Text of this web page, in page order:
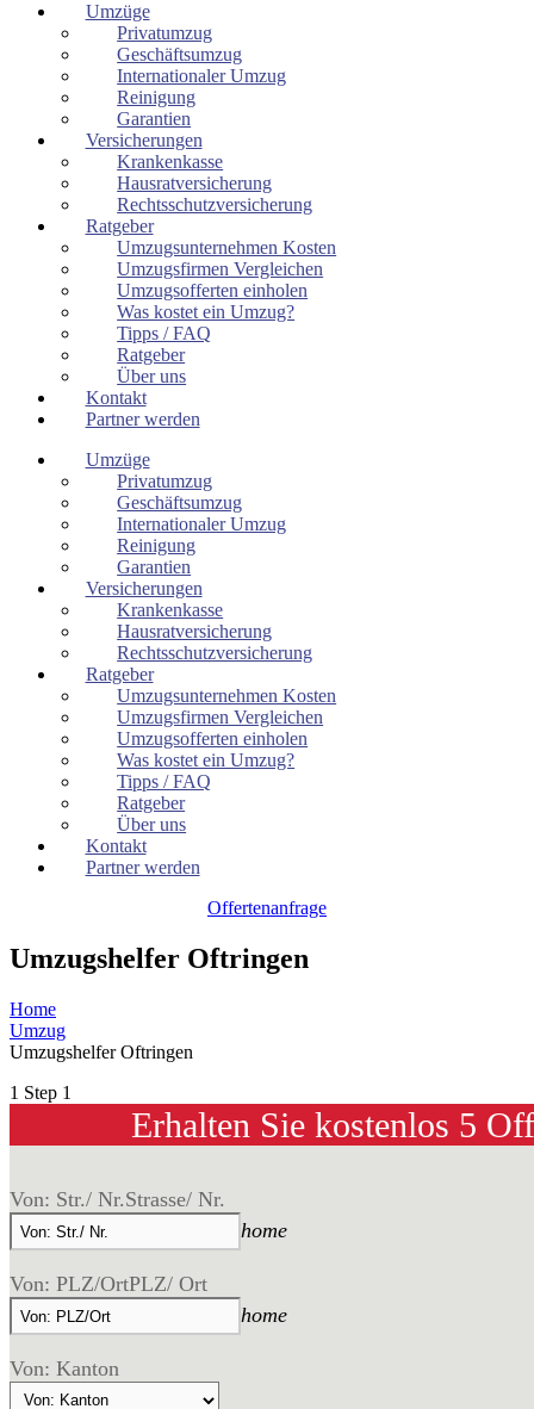
Umzüge
Privatumzug
Geschäftsumzug
Internationaler Umzug
Reinigung
Garantien
Versicherungen
Krankenkasse
Hausratversicherung
Rechtsschutzversicherung
Ratgeber
Umzugsunternehmen Kosten
Umzugsfirmen Vergleichen
Umzugsofferten einholen
Was kostet ein Umzug?
Tipps / FAQ
Ratgeber
Über uns
Kontakt
Partner werden
Umzüge
Privatumzug
Geschäftsumzug
Internationaler Umzug
Reinigung
Garantien
Versicherungen
Krankenkasse
Hausratversicherung
Rechtsschutzversicherung
Ratgeber
Umzugsunternehmen Kosten
Umzugsfirmen Vergleichen
Umzugsofferten einholen
Was kostet ein Umzug?
Tipps / FAQ
Ratgeber
Über uns
Kontakt
Partner werden
Offertenanfrage
Umzugshelfer Oftringen
Home
Umzug
Umzugshelfer Oftringen
1 Step 1
Erhalten Sie kostenlos 5
Von: Str./ Nr.Strasse/ Nr.
home
Von: PLZ/OrtPLZ/ Ort
home
Von: Kanton